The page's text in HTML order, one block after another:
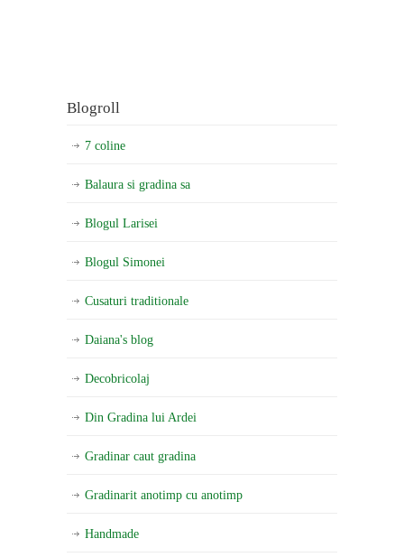
Blogroll
7 coline
Balaura si gradina sa
Blogul Larisei
Blogul Simonei
Cusaturi traditionale
Daiana's blog
Decobricolaj
Din Gradina lui Ardei
Gradinar caut gradina
Gradinarit anotimp cu anotimp
Handmade